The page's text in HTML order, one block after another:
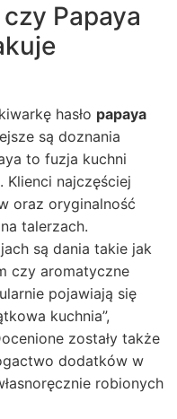
Papaya
hasło papaya
są doznania
to fuzja kuchni
najczęściej
oraz oryginalność
talerzach.
są dania takie jak
czy aromatyczne
pojawiają się
kuchnia”,
zostały także
dodatków w
robionych